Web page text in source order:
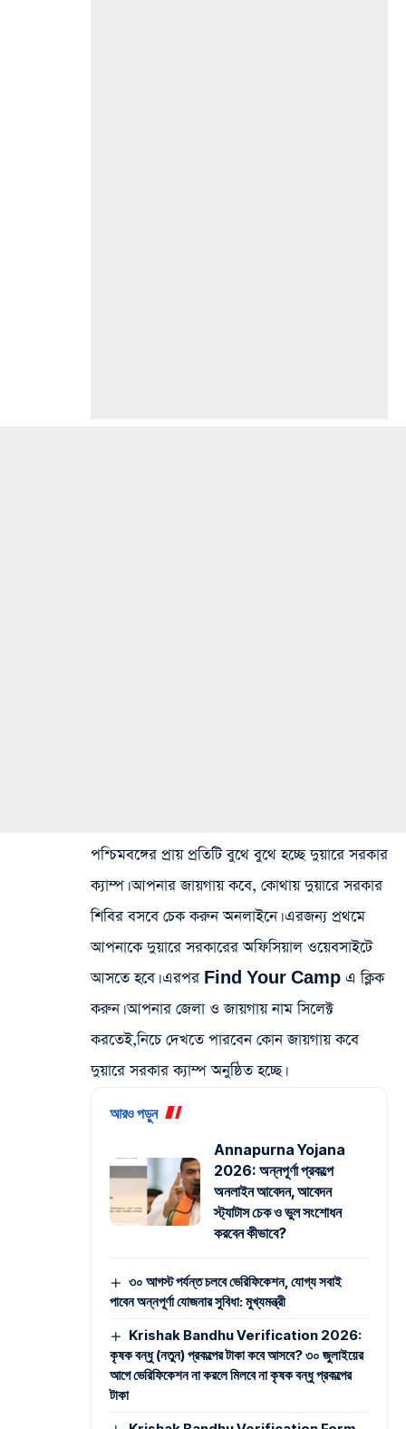
পশ্চিমবঙ্গের প্রায় প্রতিটি বুথে বুথে হচ্ছে দুয়ারে সরকার
ক্যাম্প। আপনার জায়গায় কবে, কোথায় দুয়ারে সরকার
শিবির বসবে চেক করুন অনলাইনে। এরজন্য প্রথমে
আপনাকে দুয়ারে সরকারের অফিসিয়াল ওয়েবসাইটে
আসতে হবে। এরপর Find Your Camp এ ক্লিক
করুন। আপনার জেলা ও জায়গায় নাম সিলেক্ট
করতেই,নিচে দেখতে পারবেন কোন জায়গায় কবে
দুয়ারে সরকার ক্যাম্প অনুষ্ঠিত হচ্ছে।
আরও পড়ুন
Annapurna Yojana
2026: অন্নপূর্ণা প্রকল্পে
অনলাইন আবেদন, আবেদন
স্ট্যাটাস চেক ও ভুল সংশোধন
করবেন কীভাবে?
৩০ আগস্ট পর্যন্ত চলবে ভেরিফিকেশন, যোগ্য সবাই
পাবেন অন্নপূর্ণা যোজনার সুবিধা: মুখ্যমন্ত্রী
Krishak Bandhu Verification 2026:
কৃষক বন্ধু (নতুন) প্রকল্পের টাকা কবে আসবে? ৩০ জুলাইয়ের
আগে ভেরিফিকেশন না করলে মিলবে না কৃষক বন্ধু প্রকল্পের
টাকা